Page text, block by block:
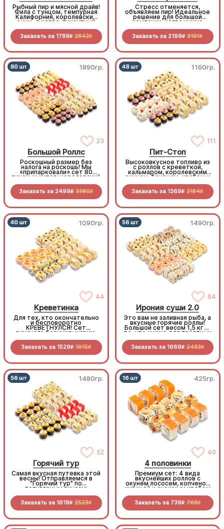
Рыбный пир и мясной драйв!
Фила с тунцом, темпурная
Калифорния, королевский
окунь в кляре, пикантный
свежесть овощей и
нежность морепродуктов.
Заказать за 1789R 2842R
Стресс отменяется,
объявляем пир! Идеальное
решение для большой
компании, когда нужно
выгодно
Заказать за 2199R 3191R
1890гр.
23
Большой Роллс
Роскошный размер без
налога на роскошь! Мы
«припарковали» сет 80
вкусных хитов: королевский
нежная курочка, снежный
краб… список начинок
Заказать за 2499R 3380R
1160гр.
111
Пит-Стоп
Высоковкусное топливо из
с роллов с креветкой,
кальмаром, королевским
окунем, беконом, крабом и
Заправься до полного!
Заказать за 1369R 2184R
1090гр.
44
Креветинка
Для тех, кто окончательно
и бесповоротно
КРЕВЕТНУЛСЯ! Сет
вкусного безумия: жарим,
морепродукт. Лучшее
средство от креветочной
Заказать за 1529R 1915R
1490гр.
64
Ирония суши 2.0
Это вам не заливная рыба, а
вкусные горячие роллы!
Большой сет весом 1,5 кг —
то, что нужно для приятных
это по очень «вкусной»
цене.
Заказать за 1669R 2483R
1480гр.
52
Горячий тур
Самая вкусная путевка этой
весны! Отправляемся в
"Горячий тур" по
популярным вкусам:
хрустящий бекон, нежная
курочка и снежный краб.
для большой компании
Заказать за 1619R 2523R
425гр.
40
4 половинки
Премиум сет: 4 вида
вкуснейших роллов с
окунем лососем, копченой
курицей и снежным крабом
Заказать за 739R 768R